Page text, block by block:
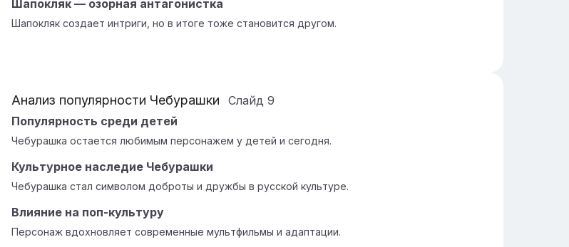
Шапокляк — озорная антагонистка
Шапокляк создает интриги, но в итоге тоже становится другом.
Анализ популярности Чебурашки Слайд 9
Популярность среди детей
Чебурашка остается любимым персонажем у детей и сегодня.
Культурное наследие Чебурашки
Чебурашка стал символом доброты и дружбы в русской культуре.
Влияние на поп-культуру
Персонаж вдохновляет современные мультфильмы и адаптации.